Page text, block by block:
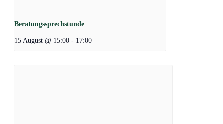
Beratungssprechstunde
15 August @ 15:00 - 17:00